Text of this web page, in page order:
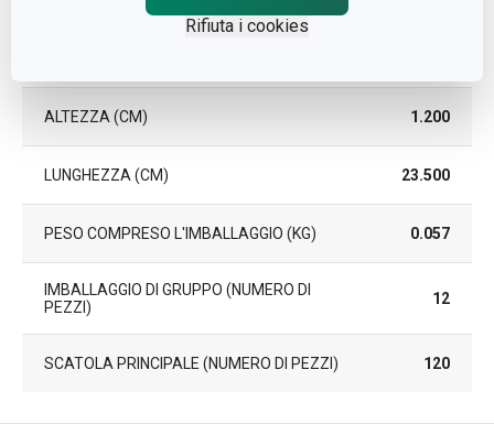
Rifiuta i cookies
ALTEZZA (CM) 1.200
LUNGHEZZA (CM) 23.500
PESO COMPRESO L'IMBALLAGGIO (KG) 0.057
IMBALLAGGIO DI GRUPPO (NUMERO DI
PEZZI)
12
SCATOLA PRINCIPALE (NUMERO DI PEZZI) 120